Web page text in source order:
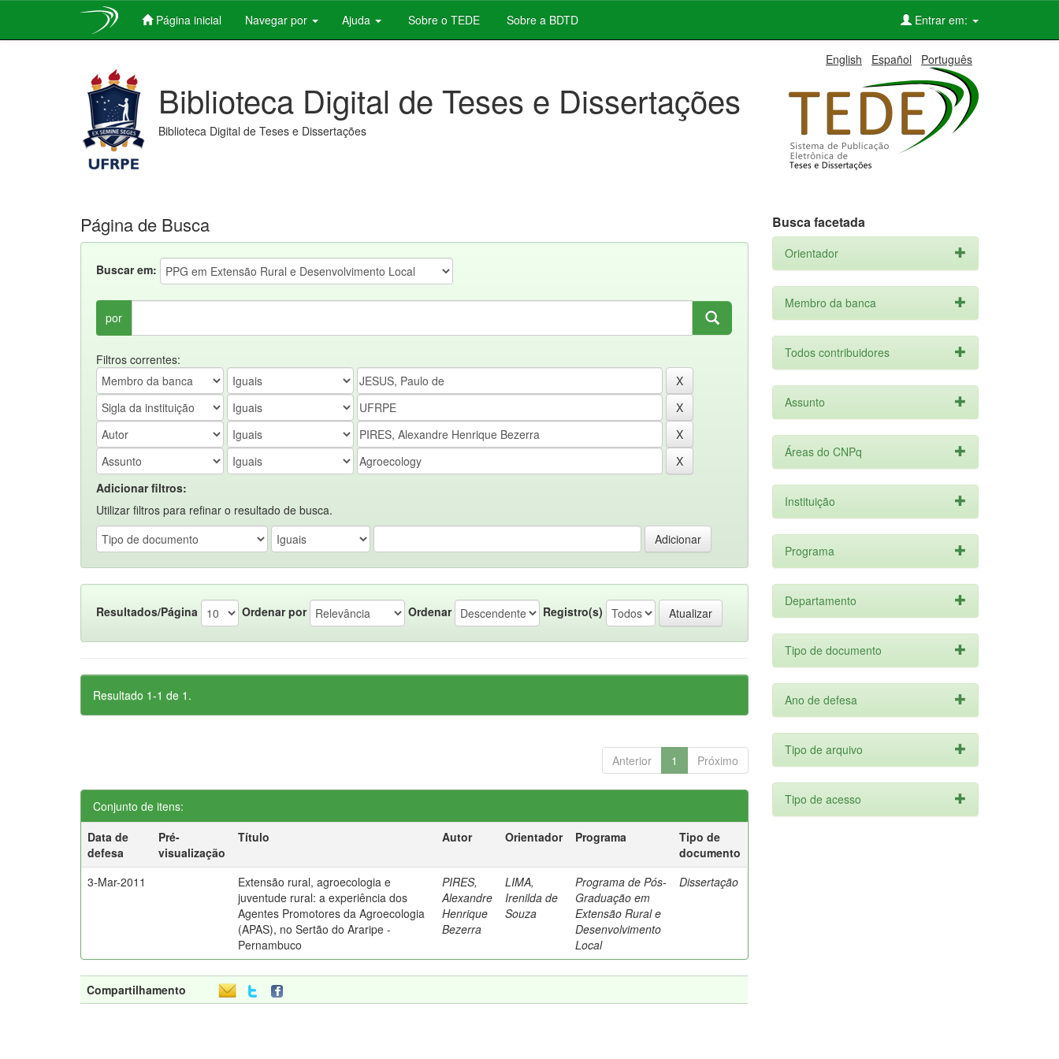
Página inicial Navegar por Ajuda Sobre o TEDE Sobre a BDTD Entrar em:
English Español Português
Biblioteca Digital de Teses e Dissertações
Biblioteca Digital de Teses e Dissertações
Página de Busca
Buscar em:
por
Filtros correntes:
Adicionar filtros:
Utilizar filtros para refinar o resultado de busca.
Resultados/Página Ordenar por Ordenar Registro(s)
Resultado 1-1 de 1.
Anterior 1 Próximo
Conjunto de itens:
Data de
defesa
Pré-
visualização
Título Autor Orientador Programa
Tipo de
documento
3-Mar-2011
Extensão rural, agroecologia e
juventude rural: a experiência dos
Agentes Promotores da Agroecologia
(APAS), no Sertão do Araripe -
Pernambuco
PIRES,
Alexandre
Henrique
Bezerra
LIMA,
Irenilda de
Souza
Programa de Pós-
Graduação em
Extensão Rural e
Desenvolvimento
Local
Dissertação
Compartilhamento
Busca facetada
Orientador
Membro da banca
Todos contribuidores
Assunto
Áreas do CNPq
Instituição
Programa
Departamento
Tipo de documento
Ano de defesa
Tipo de arquivo
Tipo de acesso